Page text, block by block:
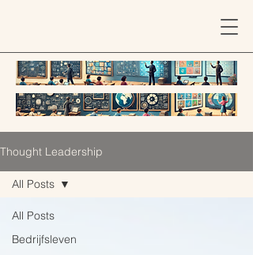
Thought Leadership
All Posts
Bedrijfsleven
All Posts